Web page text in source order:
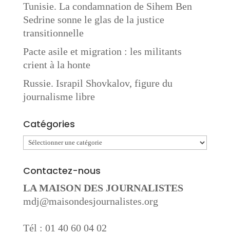
Tunisie. La condamnation de Sihem Ben
Sedrine sonne le glas de la justice
transitionnelle
Pacte asile et migration : les militants
crient à la honte
Russie. Israpil Shovkalov, figure du
journalisme libre
Catégories
Catégories
Contactez-nous
LA MAISON DES JOURNALISTES
mdj@maisondesjournalistes.org
Tél : 01 40 60 04 02